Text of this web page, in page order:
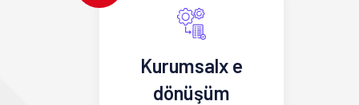
Kurumsalx e
dönüşüm